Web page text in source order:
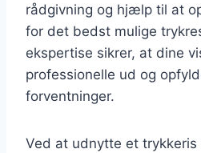
rådgivning og hjælp til at
for det bedst mulige
ekspertise sikrer, at dine
professionelle ud og
forventninger.
Ved at udnytte et trykkeris